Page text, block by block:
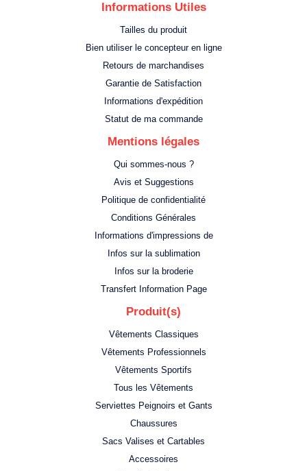
Informations Utiles
Tailles du produit
Bien utiliser le concepteur en ligne
Retours de marchandises
Garantie de Satisfaction
Informations d'expédition
Statut de ma commande
Mentions légales
Qui sommes-nous ?
Avis et Suggestions
Politique de confidentialité
Conditions Générales
Informations d'impressions de
Infos sur la sublimation
Infos sur la broderie
Transfert Information Page
Produit(s)
Vêtements Classiques
Vêtements Professionnels
Vêtements Sportifs
Tous les Vêtements
Serviettes Peignoirs et Gants
Chaussures
Sacs Valises et Cartables
Accessoires